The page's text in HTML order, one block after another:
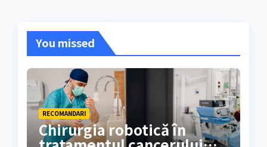
You missed
RECOMANDARI
Chirurgia robotică în